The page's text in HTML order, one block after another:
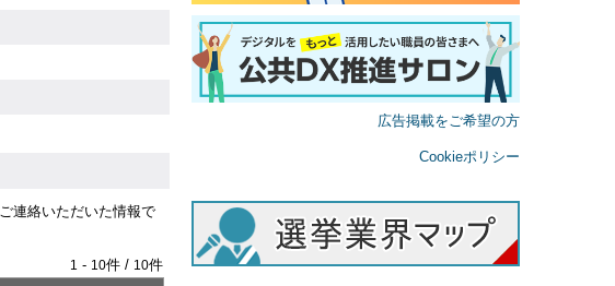
連絡いただいた情報で
1 - 10件 / 10件
広告掲載をご希望の方
Cookieポリシー